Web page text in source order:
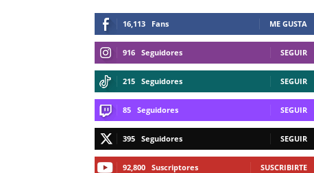
16,113 Fans ME GUSTA
916 Seguidores SEGUIR
215 Seguidores SEGUIR
85 Seguidores SEGUIR
395 Seguidores SEGUIR
92,800 Suscriptores SUSCRIBIRTE